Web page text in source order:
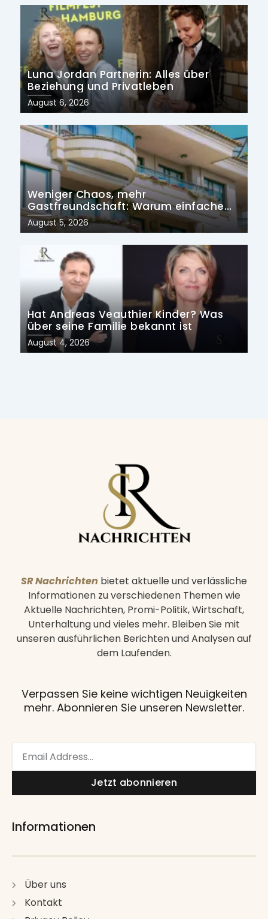
Luna Jordan Partnerin: Alles über
Beziehung und Privatleben
Posted
on
August 6, 2026
Weniger Chaos, mehr
Gastfreundschaft: Warum einfache
Prozesse die Zukunft der
Ferienvermietung prägen
Posted
on
August 5, 2026
Hat Andreas Veauthier Kinder? Was
über seine Familie bekannt ist
Posted
on
August 4, 2026
SR Nachrichten bietet aktuelle und verlässliche
Informationen zu verschiedenen Themen wie
Aktuelle Nachrichten, Promi-Politik, Wirtschaft,
Unterhaltung und vieles mehr. Bleiben Sie mit
unseren ausführlichen Berichten und Analysen auf
dem Laufenden.
Verpassen Sie keine wichtigen Neuigkeiten
mehr. Abonnieren Sie unseren Newsletter.
Jetzt abonnieren
Informationen
Über uns
Kontakt